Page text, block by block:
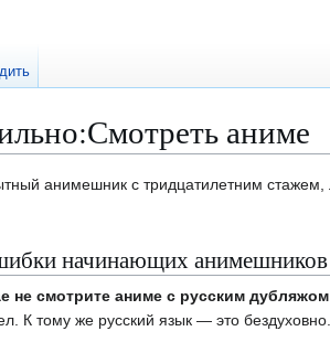
:Смотреть аниме
анимешник с тридцатилетним
начинающих анимешников
не смотрите аниме с русским дубляжом
К тому же русский язык — это бездуховно.